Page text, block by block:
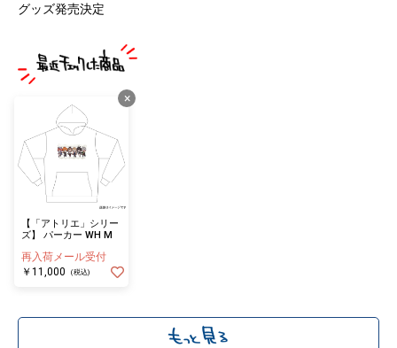
グッズ発売決定
×
【「アトリエ」シリー
ズ】 パーカー WH M
再入荷メール受付
￥11,000
(税込)